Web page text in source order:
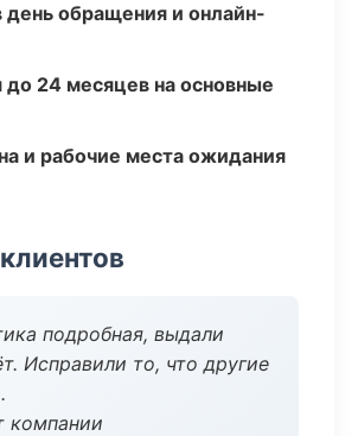
день обращения и онлайн-
до 24 месяцев на основные
и рабочие места ожидания
подробная, выдали
Исправили то, что другие
компании